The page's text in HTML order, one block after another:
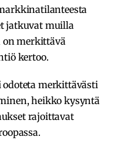
jatkuvat muilla
merkittävä
kertoo.
merkittävästi
heikko kysyntä
rajoittavat